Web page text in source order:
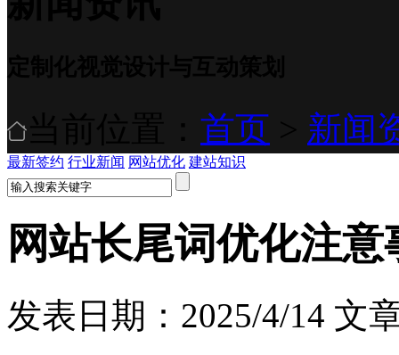
首页 新闻
最新签约 行业新闻 网站优化 建站知识
网站长尾词优化注
发表日期：2025/4/14 文